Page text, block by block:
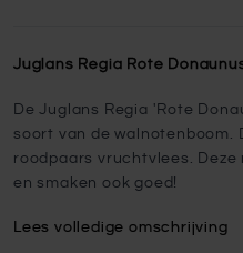
Juglans Regia Rote
De Juglans Regia 'Rote
soort van de walnotenboom.
roodpaars vruchtvlees.
en smaken ook goed!
Lees volledige omschrijving